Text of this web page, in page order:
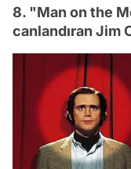
8. "Man on the
canlandıran Jim